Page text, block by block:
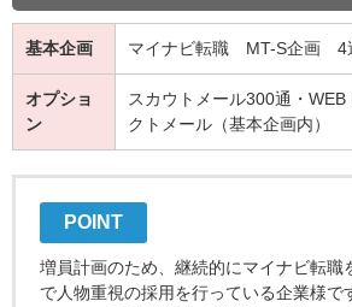
基本企画 マイナビ転職 MT-S企画 4
オプショ
ン
スカウトメール300通・
クトメール（基本企画内）
POINT
増員計画のため、継続的にマイナビ転職
で人物重視の採用を行っている企業様で